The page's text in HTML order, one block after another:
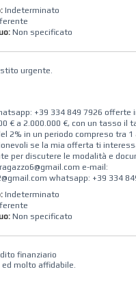
Indeterminato
Non specificato
urgente.
+39 334 849 7926 offerte
€ a 2.000.000 €, con un tasso il
2% in un periodo compreso tra 1
se la mia offerta ti
per discutere le modalità e
e-mail:
whatsapp: +39 334
Indeterminato
Non specificato
finanziario
ed molto affidabile.